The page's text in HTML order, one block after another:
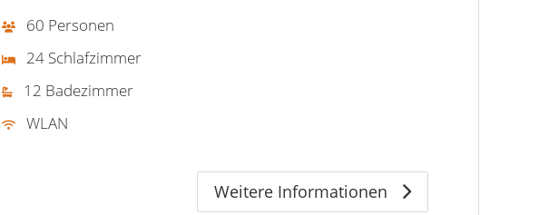
60 Personen
24 Schlafzimmer
12 Badezimmer
WLAN
Weitere Informationen